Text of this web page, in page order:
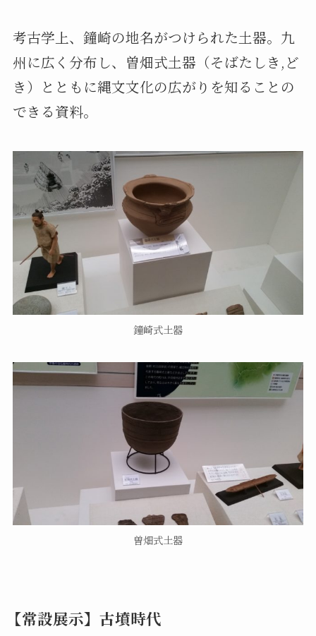
考古学上、鐘崎の地名がつけられた土器。九
州に広く分布し、曽畑式土器（そばたしき,ど
き）とともに縄文文化の広がりを知ることの
できる資料。
鐘崎式土器
曽畑式土器
【常設展示】古墳時代